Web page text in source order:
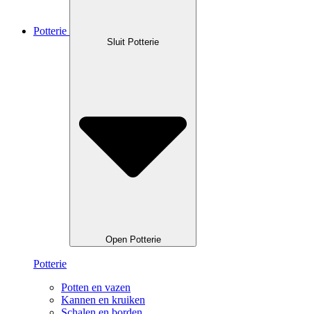
Potterie
Sluit Potterie
Open Potterie
Potterie
Potten en vazen
Kannen en kruiken